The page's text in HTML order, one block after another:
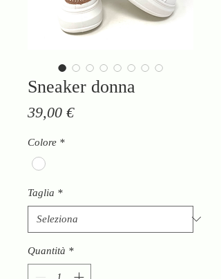
Sneaker donna
39,00 €Prezzo
Colore *
Taglia *
Quantità *